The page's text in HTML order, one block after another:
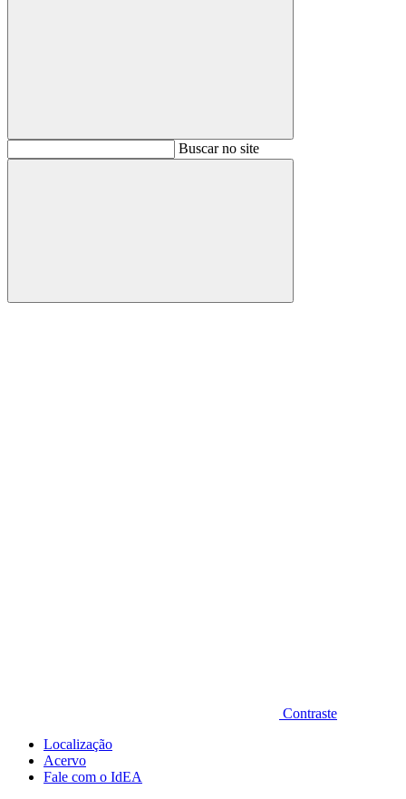
BuscarBuscar no site
Buscar
Contraste
Localização
Acervo
Fale com o IdEA